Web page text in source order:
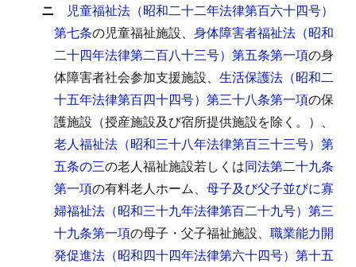
ニ
児童福祉法（昭和二十二年法律第百六十四号）
第七条の児童福祉施設、 身体障害者福祉法（昭和
二十四年法律第二百八十三号）第五条第一項の身
体障害者社会参加支援施設、 生活保護法（昭和二
十五年法律第百四十四号）第三十八条第一項の保
護施設（授産施設及び宿所提供施設を除く。）、
老人福祉法（昭和三十八年法律第百三十三号）第
五条の三の老人福祉施設若しくは同法第二十九条
第一項の有料老人ホーム、 母子及び父子並びに寡
婦福祉法（昭和三十九年法律第百二十九号）第三
十九条第一項の母子・父子福祉施設、 職業能力開
発促進法（昭和四十四年法律第六十四号）第十五